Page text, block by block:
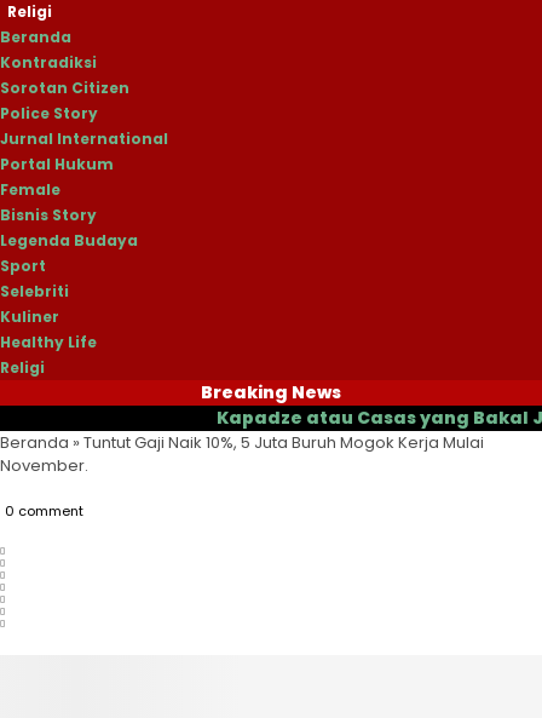
Religi
Beranda
Kontradiksi
Sorotan Citizen
Police Story
Jurnal International
Portal Hukum
Female
Bisnis Story
Legenda Budaya
Sport
Selebriti
Kuliner
Healthy Life
Religi
Breaking News
Kapadze atau Casas yang Bakal Jadi
Beranda »Tuntut Gaji Naik 10%, 5 Juta Buruh Mogok Kerja Mulai
November.
0 comment